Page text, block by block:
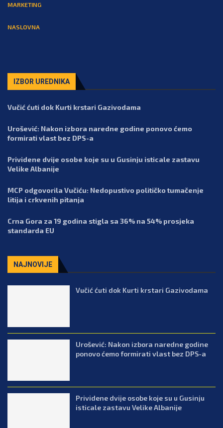
MARKETING
NASLOVNA
IZBOR UREDNIKA
Vučić ćuti dok Kurti krstari Gazivodama
Urošević: Nakon izbora naredne godine ponovo ćemo
formirati vlast bez DPS-a
Prividene dvije osobe koje su u Gusinju isticale zastavu
Velike Albanije
MCP odgovorila Vučiću: Nedopustivo političko tumačenje
litija i crkvenih pitanja
Crna Gora za 19 godina stigla sa 36% na 54% prosjeka
standarda EU
NAJNOVIJE
Vučić ćuti dok Kurti krstari Gazivodama
Urošević: Nakon izbora naredne godine
ponovo ćemo formirati vlast bez DPS-a
Prividene dvije osobe koje su u Gusinju
isticale zastavu Velike Albanije